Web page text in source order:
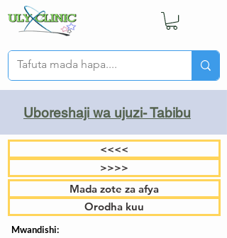
Uboreshaji wa ujuzi- Tabibu
<<<<
>>>>
Mada zote za afya
Orodha kuu
Mwandishi: